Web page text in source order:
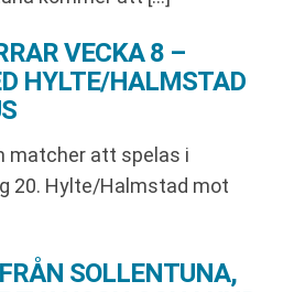
VECKA 8 –
HYLTE/HALMSTAD
matcher att spelas i
20. Hylte/Halmstad mot
SOLLENTUNA,